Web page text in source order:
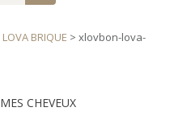
LOVA BRIQUE > xlovbon-lova-
MES CHEVEUX